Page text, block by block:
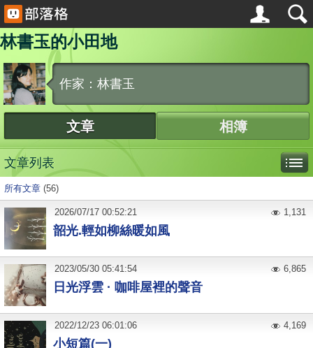
林書玉的小田地
作家：林書玉
文章 相簿
文章列表
所有文章 (56)
韶光.輕如柳絲暖如風
2026/07/17 00:52:21 1,131
日光浮雲 · 咖啡屋裡的聲音
2023/05/30 05:41:54 6,865
小短篇(一)
2022/12/23 06:01:06 4,169